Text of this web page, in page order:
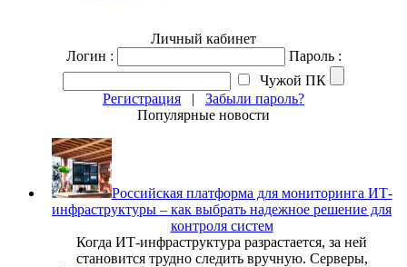
Личный кабинет
Логин :
Пароль :
Чужой ПК
Регистрация | Забыли пароль?
Популярные новости
Российская платформа для мониторинга ИТ-
инфраструктуры – как выбрать надежное решение для
контроля систем
Когда ИТ-инфраструктура разрастается, за ней
становится трудно следить вручную. Серверы,